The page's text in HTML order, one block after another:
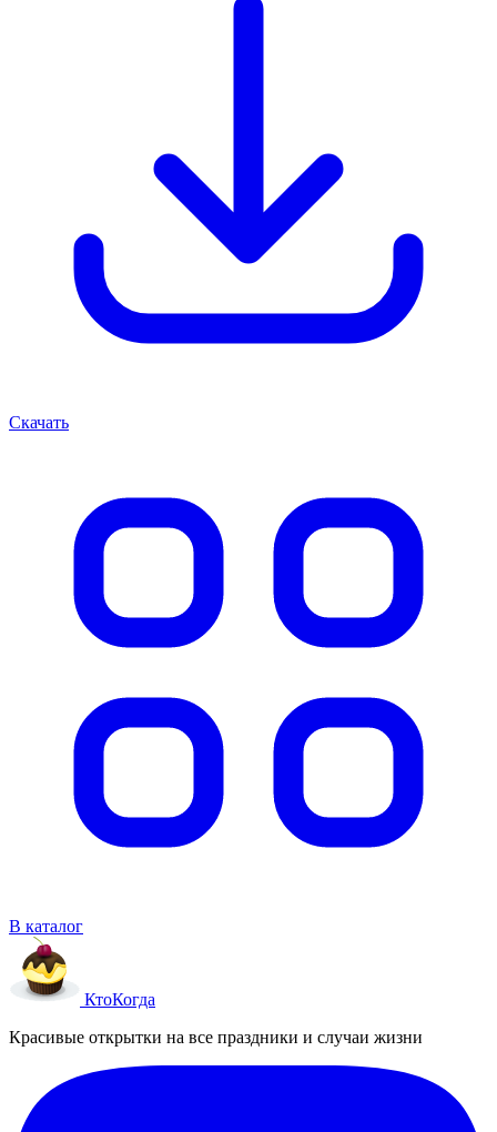
Скачать
В каталог
КтоКогда
Красивые открытки на все праздники и случаи жизни